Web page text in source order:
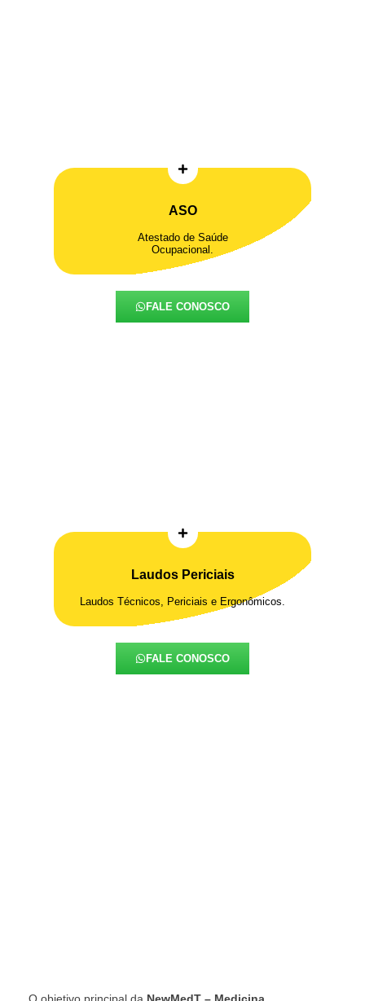
ASO
Atestado de Saúde
Ocupacional.
FALE CONOSCO
Laudos Periciais
Laudos Técnicos, Periciais e Ergonômicos.
FALE CONOSCO